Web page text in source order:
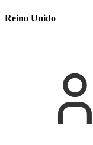
Reino Unido